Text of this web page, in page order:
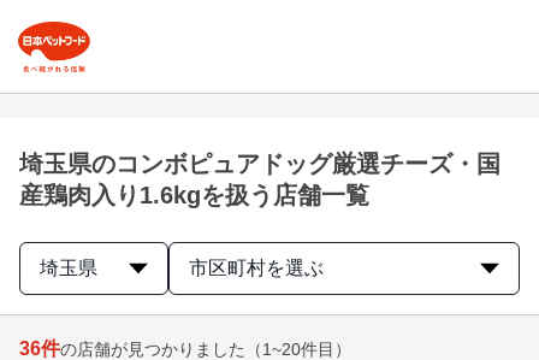
埼玉県のコンボピュアドッグ厳選チーズ・国
産鶏肉入り1.6kgを扱う店舗一覧
埼玉県 市区町村を選ぶ
36件の店舗が見つかりました （1~20件目）